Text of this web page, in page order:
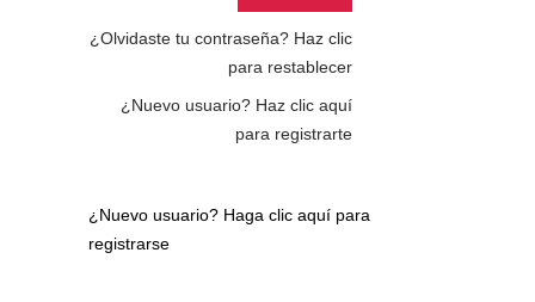
¿Olvidaste tu contraseña? Haz clic
para restablecer
¿Nuevo usuario? Haz clic aquí
para registrarte
¿Nuevo usuario? Haga clic aquí para
registrarse